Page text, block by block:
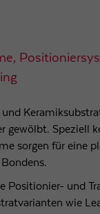
gewölbt. Speziell
sorgen für eine
Positionier- und
wie